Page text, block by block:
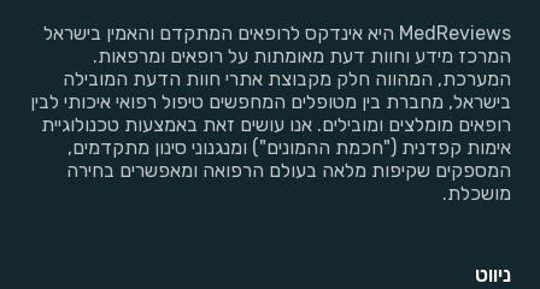
MedReviews היא אינדקס לרופאים המתקדם והאמין בישראל
המרכז מידע וחוות דעת מאומתות על רופאים ומרפאות.
המערכת, המהווה חלק מקבוצת אתרי חוות הדעת המובילה
בישראל, מחברת בין מטופלים המחפשים טיפול רפואי איכותי לבין
רופאים מומלצים ומובילים. אנו עושים זאת באמצעות טכנולוגיית
אימות קפדנית ("חכמת ההמונים") ומנגנוני סינון מתקדמים,
המספקים שקיפות מלאה בעולם הרפואה ומאפשרים בחירה
מושכלת.
ניווט